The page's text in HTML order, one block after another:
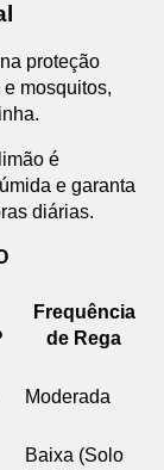
proteção
mosquitos,
é
e garanta
diárias.
Frequência
de Rega
Moderada
Baixa (Solo